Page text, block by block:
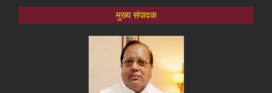
मुख्य संपादक